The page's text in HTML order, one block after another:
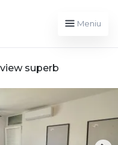
Meniu
superb